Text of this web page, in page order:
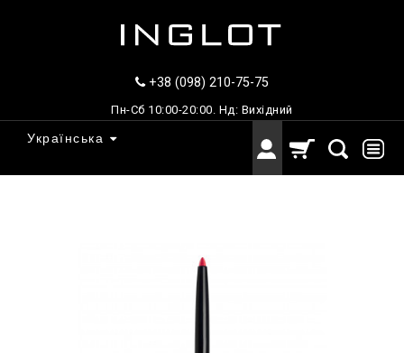
+38 (098) 210-75-75
Пн-Сб 10:00-20:00. Нд: Вихідний
Українська